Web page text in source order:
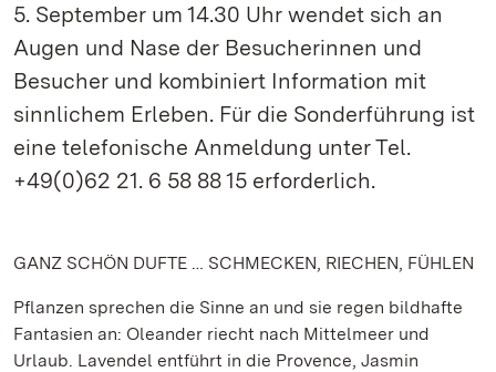
5. September um 14.30 Uhr wendet sich an
Augen und Nase der Besucherinnen und
Besucher und kombiniert Information mit
sinnlichem Erleben. Für die Sonderführung ist
eine telefonische Anmeldung unter Tel.
+49(0)62 21. 6 58 88 15 erforderlich.
GANZ SCHÖN DUFTE … SCHMECKEN, RIECHEN, FÜHLEN
Pflanzen sprechen die Sinne an und sie regen bildhafte
Fantasien an: Oleander riecht nach Mittelmeer und
Urlaub. Lavendel entführt in die Provence, Jasmin